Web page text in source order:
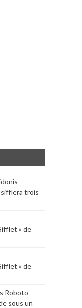
sifflera trois
» de
» de
Roboto
sous un